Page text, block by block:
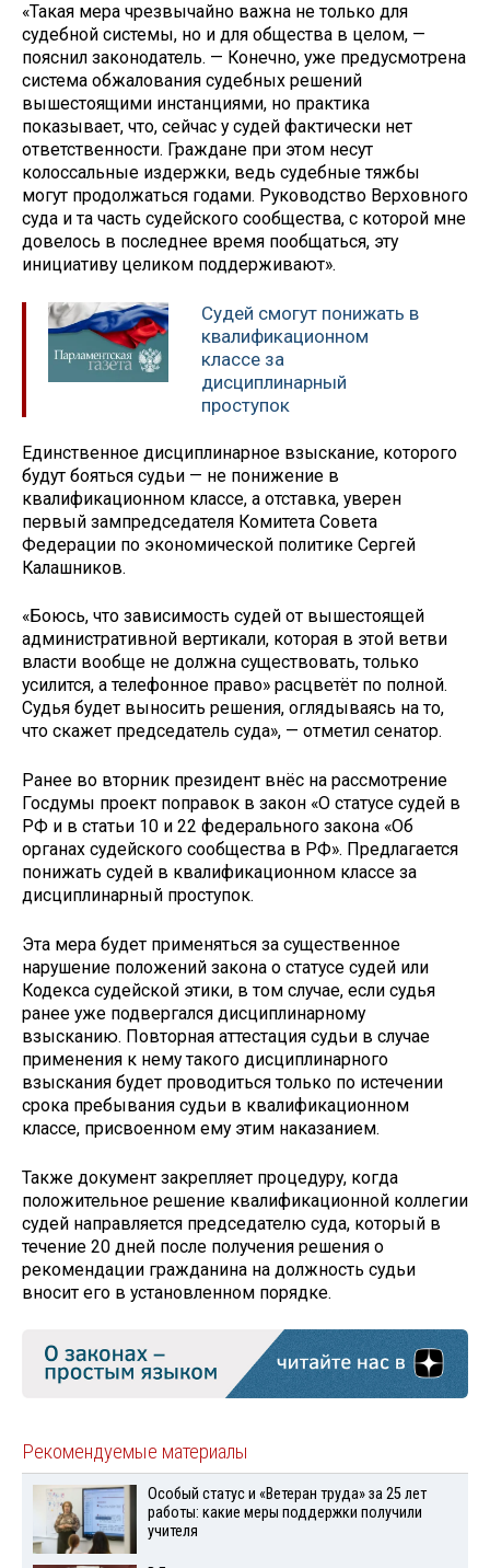
«Такая мера чрезвычайно важна не только для
судебной системы, но и для общества в целом, —
пояснил законодатель. — Конечно, уже предусмотрена
система обжалования судебных решений
вышестоящими инстанциями, но практика
показывает, что, сейчас у судей фактически нет
ответственности. Граждане при этом несут
колоссальные издержки, ведь судебные тяжбы
могут продолжаться годами. Руководство Верховного
суда и та часть судейского сообщества, с которой мне
довелось в последнее время пообщаться, эту
инициативу целиком поддерживают».
Судей смогут понижать в
квалификационном
классе за
дисциплинарный
проступок
Единственное дисциплинарное взыскание, которого
будут бояться судьи — не понижение в
квалификационном классе, а отставка, уверен
первый зампредседателя Комитета Совета
Федерации по экономической политике Сергей
Калашников.
«Боюсь, что зависимость судей от вышестоящей
административной вертикали, которая в этой ветви
власти вообще не должна существовать, только
усилится, а телефонное право» расцветёт по полной.
Судья будет выносить решения, оглядываясь на то,
что скажет председатель суда», — отметил сенатор.
Ранее во вторник президент внёс на рассмотрение
Госдумы проект поправок в закон «О статусе судей в
РФ и в статьи 10 и 22 федерального закона «Об
органах судейского сообщества в РФ». Предлагается
понижать судей в квалификационном классе за
дисциплинарный проступок.
Эта мера будет применяться за существенное
нарушение положений закона о статусе судей или
Кодекса судейской этики, в том случае, если судья
ранее уже подвергался дисциплинарному
взысканию. Повторная аттестация судьи в случае
применения к нему такого дисциплинарного
взыскания будет проводиться только по истечении
срока пребывания судьи в квалификационном
классе, присвоенном ему этим наказанием.
Также документ закрепляет процедуру, когда
положительное решение квалификационной коллегии
судей направляется председателю суда, который в
течение 20 дней после получения решения о
рекомендации гражданина на должность судьи
вносит его в установленном порядке.
Рекомендуемые материалы
Особый статус и «Ветеран труда» за 25 лет
работы: какие меры поддержки получили
учителя